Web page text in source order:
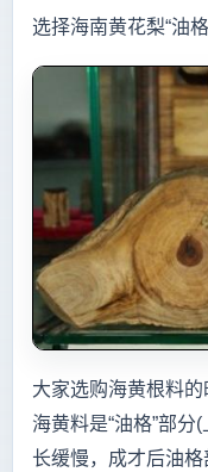
选择海南黄花梨“油
大家选购海黄根料
海黄料是“油格”部
长缓慢，成才后油格